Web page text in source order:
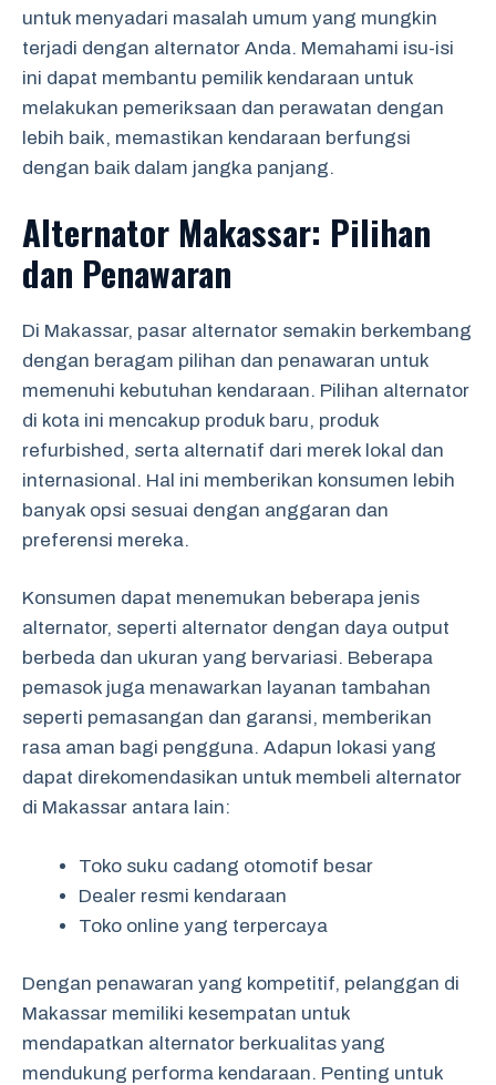
untuk menyadari masalah umum yang mungkin
terjadi dengan alternator Anda. Memahami isu-isi
ini dapat membantu pemilik kendaraan untuk
melakukan pemeriksaan dan perawatan dengan
lebih baik, memastikan kendaraan berfungsi
dengan baik dalam jangka panjang.
Alternator Makassar: Pilihan
dan Penawaran
Di Makassar, pasar alternator semakin berkembang
dengan beragam pilihan dan penawaran untuk
memenuhi kebutuhan kendaraan. Pilihan alternator
di kota ini mencakup produk baru, produk
refurbished, serta alternatif dari merek lokal dan
internasional. Hal ini memberikan konsumen lebih
banyak opsi sesuai dengan anggaran dan
preferensi mereka.
Konsumen dapat menemukan beberapa jenis
alternator, seperti alternator dengan daya output
berbeda dan ukuran yang bervariasi. Beberapa
pemasok juga menawarkan layanan tambahan
seperti pemasangan dan garansi, memberikan
rasa aman bagi pengguna. Adapun lokasi yang
dapat direkomendasikan untuk membeli alternator
di Makassar antara lain:
Toko suku cadang otomotif besar
Dealer resmi kendaraan
Toko online yang terpercaya
Dengan penawaran yang kompetitif, pelanggan di
Makassar memiliki kesempatan untuk
mendapatkan alternator berkualitas yang
mendukung performa kendaraan. Penting untuk